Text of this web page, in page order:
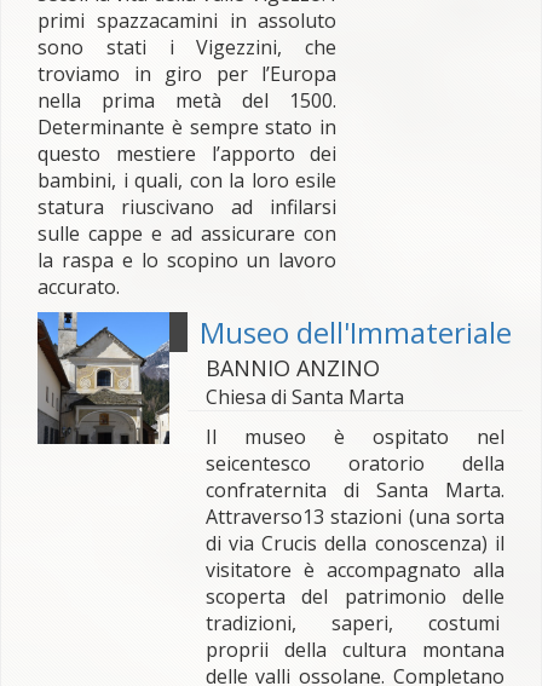
primi spazzacamini in assoluto
sono stati i Vigezzini, che
troviamo in giro per l’Europa
nella prima metà del 1500.
Determinante è sempre stato in
questo mestiere l’apporto dei
bambini, i quali, con la loro esile
statura riuscivano ad infilarsi
sulle cappe e ad assicurare con
la raspa e lo scopino un lavoro
accurato.
Museo dell'Immateriale
BANNIO ANZINO
Chiesa di Santa Marta
Il museo è ospitato nel
seicentesco oratorio della
confraternita di Santa Marta.
Attraverso13 stazioni (una sorta
di via Crucis della conoscenza) il
visitatore è accompagnato alla
scoperta del patrimonio delle
tradizioni, saperi, costumi
proprii della cultura montana
delle valli ossolane. Completano